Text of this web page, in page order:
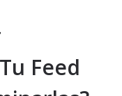
Feed